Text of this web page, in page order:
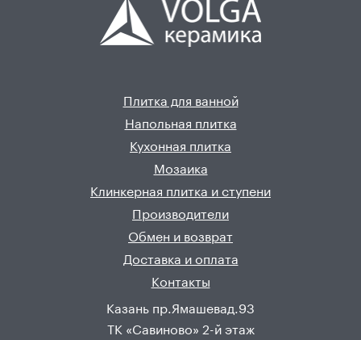
Плитка для ванной
Напольная плитка
Кухонная плитка
Мозаика
Клинкерная плитка и ступени
Производители
Обмен и возврат
Доставка и оплата
Контакты
Казань пр.Ямашевад.93
ТК «Савиново» 2-й этаж